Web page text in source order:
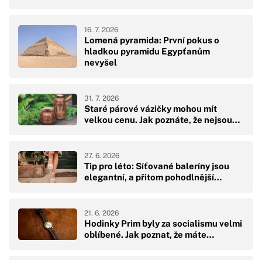
Lomená pyramida: První pokus o
hladkou pyramidu Egypťanům
nevyšel
16. 7. 2026
Staré párové vázičky mohou mít
velkou cenu. Jak poznáte, že nejsou…
31. 7. 2026
Tip pro léto: Síťované baleríny jsou
elegantní, a přitom pohodlnější…
27. 6. 2026
Hodinky Prim byly za socialismu velmi
oblíbené. Jak poznat, že máte…
21. 6. 2026